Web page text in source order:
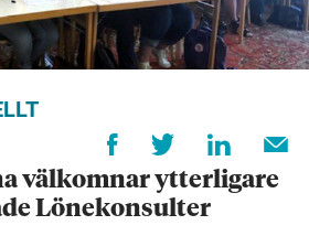
välkomnar ytterligare
Lönekonsulter